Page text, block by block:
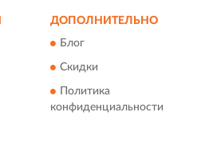
ДОПОЛНИТЕЛЬНО
Блог
Скидки
Политика
конфиденциальности